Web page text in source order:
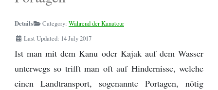
Details Category: Während der Kanutour
Last Updated: 14 July 2017
Ist man mit dem Kanu oder Kajak auf dem Wasser
unterwegs so trifft man oft auf Hindernisse, welche
einen Landtransport, sogenannte Portagen, nötig
Outdoor Basiswissen - Lagerfeuer -
Fotografieren und Filmen auf Kanutouren
Schwitzhütte - Outdoor Sauna - Wie
Zitronensäure
Outdoor Küche / Wildnisküchen
Omnia Camping Backofen
Grillen mit Fischbräter
Wildwasser paddeln vs. Kanuwandern - Eine
Schlittenhund Urlaub - Husky Trekking -
Informationen Schlittenhunde
- Bootsleine
Camping Stuhl
Regenponcho
Tarp - Aufbauanleitung
Erste Hilfe Set / Medipack
Outdoor- Hose / Trekkinghose
Die Perfekte Angeltasche
Angelköder zum Spinnfischen
Perfekt optimierte Spinnfischen
Angelausrüstung